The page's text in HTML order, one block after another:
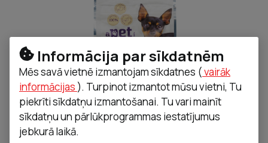
Informācija par sīkdatnēm
Mēs savā vietnē izmantojam sīkdatnes (vairāk
informācijas ). Turpinot izmantot mūsu vietni, Tu
piekrīti sīkdatņu izmantošanai. Tu vari mainīt
sīkdatņu un pārlūkprogrammas iestatījumus
jebkurā laikā.